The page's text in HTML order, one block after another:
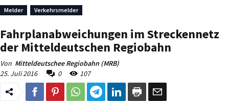
Melder Verkehrsmelder
Fahrplanabweichungen im Streckennetz
der Mitteldeutschen Regiobahn
Von Mitteldeutschee Regiobahn (MRB)
25. Juli 2016
0 107